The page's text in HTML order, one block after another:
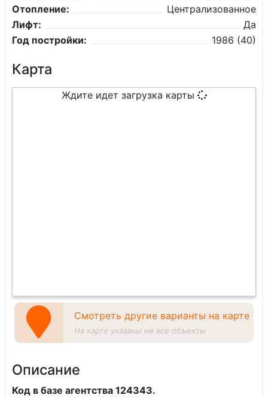
Отопление:
Централизованное
Лифт:
Да
Год постройки:
1986 (40)
Карта
Ждите идет загрузка карты
Смотреть другие варианты на карте
На карте указаны не все объекты
Описание
Код в базе агентства 124343.